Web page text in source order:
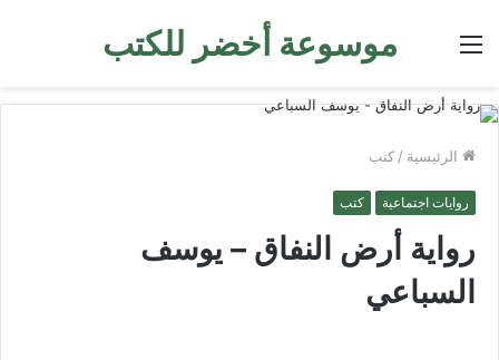
موسوعة أخضر للكتب القائمة
الرئيسية / كتب
روايات اجتماعية كتب
رواية أرض النفاق – يوسف
السباعي